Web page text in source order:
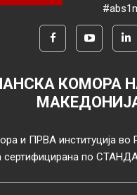
КОМОРА
и ПРВА институција во
сертифицирана по